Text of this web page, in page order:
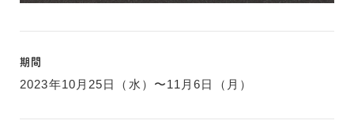
期間
2023年10月25日（水）〜11月6日（月）